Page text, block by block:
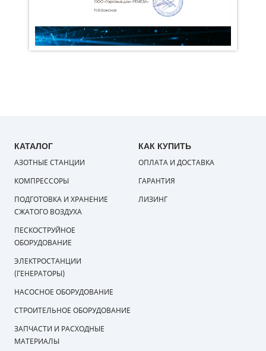
КАТАЛОГ
АЗОТНЫЕ СТАНЦИИ
КОМПРЕССОРЫ
ПОДГОТОВКА И ХРАНЕНИЕ
СЖАТОГО ВОЗДУХА
ПЕСКОСТРУЙНОЕ
ОБОРУДОВАНИЕ
ЭЛЕКТРОСТАНЦИИ
(ГЕНЕРАТОРЫ)
НАСОСНОЕ ОБОРУДОВАНИЕ
СТРОИТЕЛЬНОЕ ОБОРУДОВАНИЕ
ЗАПЧАСТИ И РАСХОДНЫЕ
МАТЕРИАЛЫ
КАК КУПИТЬ
ОПЛАТА И ДОСТАВКА
ГАРАНТИЯ
ЛИЗИНГ